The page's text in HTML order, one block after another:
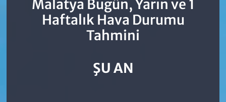
Malatya Bugün, Yarın ve 1
Haftalık Hava Durumu
Tahmini
ŞU AN
Süper Lig Puan Durumu ve Fikstür
Son Dakika Haberleri